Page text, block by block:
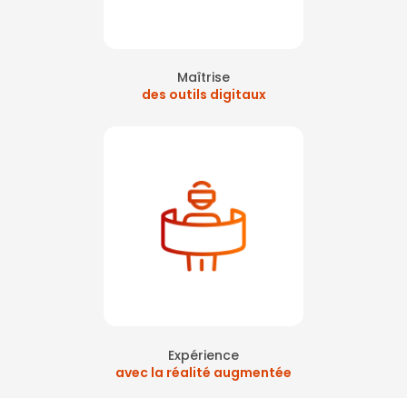
Maîtrise
des outils digitaux
Expérience
avec la réalité augmentée